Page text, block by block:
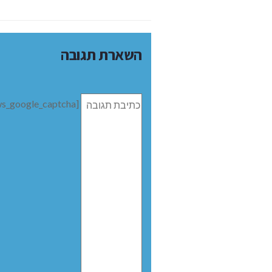
השארת תגובה
תגובה [bws_google_captcha]